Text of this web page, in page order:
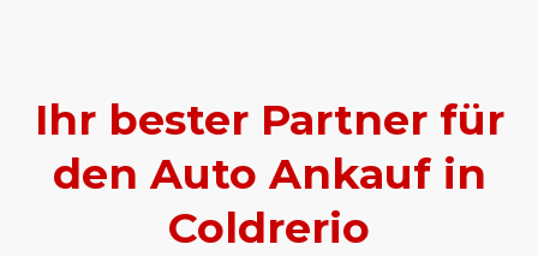
Ihr bester Partner für
den Auto Ankauf in
Coldrerio